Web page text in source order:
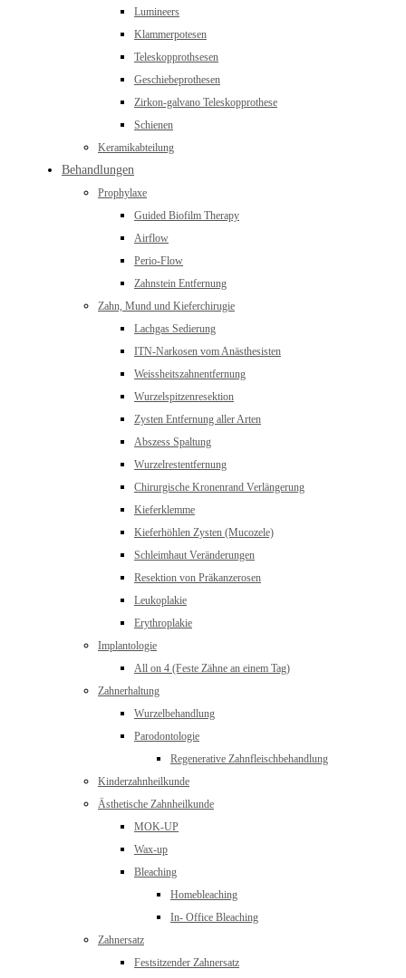
Lumineers
Klammerpotesen
Teleskopprothsesen
Geschiebeprothesen
Zirkon-galvano Teleskopprothese
Schienen
Keramikabteilung
Behandlungen
Prophylaxe
Guided Biofilm Therapy
Airflow
Perio-Flow
Zahnstein Entfernung
Zahn, Mund und Kieferchirugie
Lachgas Sedierung
ITN-Narkosen vom Anästhesisten
Weissheitszahnentfernung
Wurzelspitzenresektion
Zysten Entfernung aller Arten
Abszess Spaltung
Wurzelrestentfernung
Chirurgische Kronenrand Verlängerung
Kieferklemme
Kieferhöhlen Zysten (Mucozele)
Schleimhaut Veränderungen
Resektion von Präkanzerosen
Leukoplakie
Erythroplakie
Implantologie
All on 4 (Feste Zähne an einem Tag)
Zahnerhaltung
Wurzelbehandlung
Parodontologie
Regenerative Zahnfleischbehandlung
Kinderzahnheilkunde
Ästhetische Zahnheilkunde
MOK-UP
Wax-up
Bleaching
Homebleaching
In- Office Bleaching
Zahnersatz
Festsitzender Zahnersatz